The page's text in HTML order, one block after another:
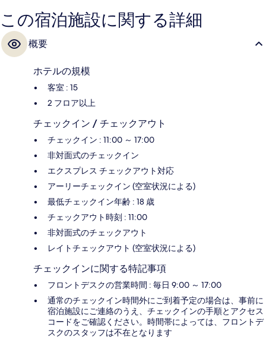
この宿泊施設に関する詳細
概要
ホテルの規模
客室 : 15
2 フロア以上
チェックイン / チェックアウト
チェックイン : 11:00 ～ 17:00
非対面式のチェックイン
エクスプレス チェックアウト対応
アーリーチェックイン (空室状況による)
最低チェックイン年齢 : 18 歳
チェックアウト時刻 : 11:00
非対面式のチェックアウト
レイトチェックアウト (空室状況による)
チェックインに関する特記事項
フロントデスクの営業時間 : 毎日 9:00 ～ 17:00
通常のチェックイン時間外にご到着予定の場合は、事前に
宿泊施設にご連絡のうえ、チェックインの手順とアクセス
コードをご確認ください。時間帯によっては、フロントデ
スクのスタッフは不在となります